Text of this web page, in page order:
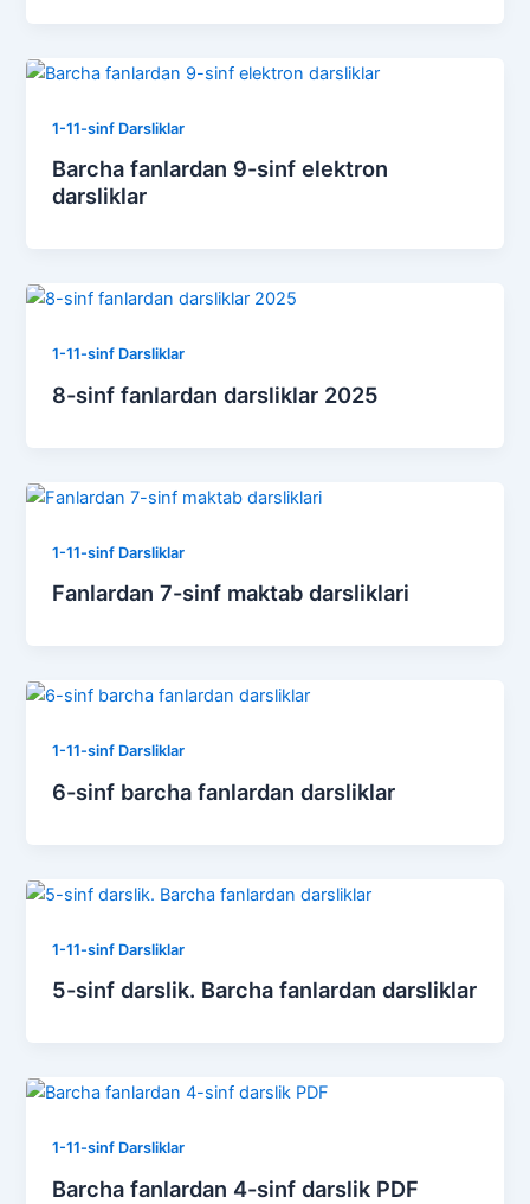
1-11-sinf Darsliklar
Barcha fanlardan 9-sinf elektron
darsliklar
1-11-sinf Darsliklar
8-sinf fanlardan darsliklar 2025
1-11-sinf Darsliklar
Fanlardan 7-sinf maktab darsliklari
1-11-sinf Darsliklar
6-sinf barcha fanlardan darsliklar
1-11-sinf Darsliklar
5-sinf darslik. Barcha fanlardan darsliklar
1-11-sinf Darsliklar
Barcha fanlardan 4-sinf darslik PDF